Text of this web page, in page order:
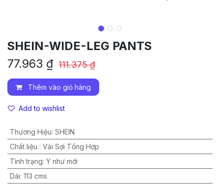
SHEIN-WIDE-LEG PANTS
77.963 ₫ 111.375₫
Thêm vào giỏ hàng
Add to wishlist
Thương Hiệu: SHEIN
Chất liệu : Vải Sợi Tổng Hợp
Tình trạng: Y như mới
Dài: 113 cms